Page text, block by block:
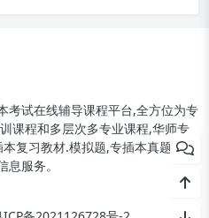
考试在线辅导课程平台,全方位为专
课程和多层次多专业课程,华师专
复习教材.模拟题,专插本真题资料
服务。